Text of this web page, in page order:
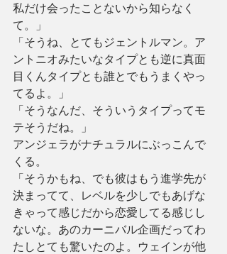
私だけ会ったことないから知らなく
て。」
「そうね、とてもジェントルマン。ア
ントニオみたいなタイプとも逆に真面
目くんタイプとも誰とでもうまくやっ
てるよ。」
「そうなんだ、そういうタイプってモ
テそうだね。」
アンジェラがナチュラルにぶっこんで
くる。
「そうかもね、でも彼はもう進学先が
決まってて、レベルを少しでもあげな
きゃって感じだから恋愛してる感じし
ないな。あのカーニバル企画だってわ
たしとても驚いたのよ。ウェインが他